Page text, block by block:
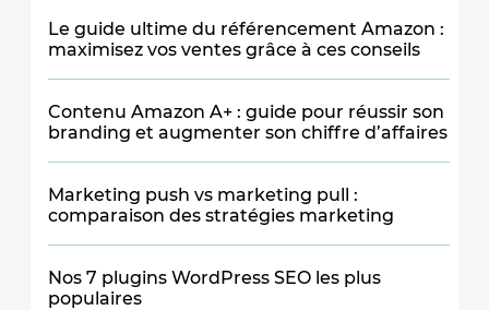
Le guide ultime du référencement Amazon :
maximisez vos ventes grâce à ces conseils
Contenu Amazon A+ : guide pour réussir son
branding et augmenter son chiffre d’affaires
Marketing push vs marketing pull :
comparaison des stratégies marketing
Nos 7 plugins WordPress SEO les plus
populaires